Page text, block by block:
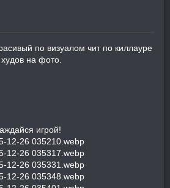
по визуалом чит по киллауре
на фото.
игрой!